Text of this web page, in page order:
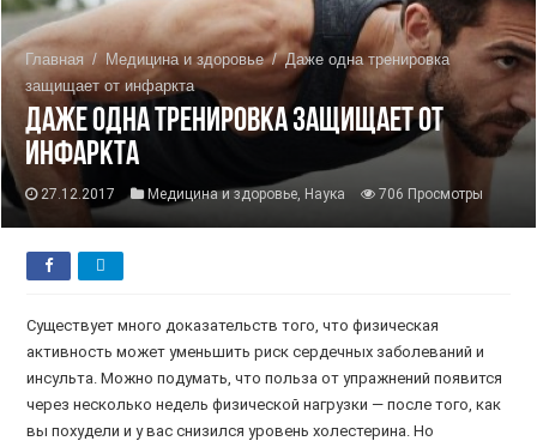
Главная / Медицина и здоровье / Даже одна тренировка
защищает от инфаркта
Даже одна тренировка защищает от
инфаркта
27.12.2017 Медицина и здоровье, Наука 706 Просмотры
Существует много доказательств того, что физическая
активность может уменьшить риск сердечных заболеваний и
инсульта. Можно подумать, что польза от упражнений появится
через несколько недель физической нагрузки — после того, как
вы похудели и у вас снизился уровень холестерина. Но